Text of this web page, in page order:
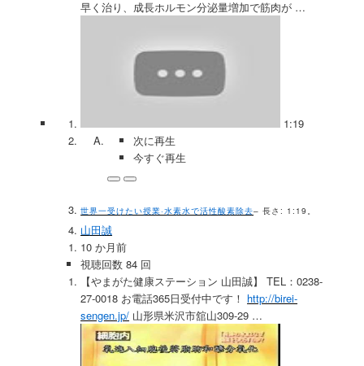
早く治り、成長ホルモン分泌量増加で筋肉が …
1:19
次に再生
今すぐ再生
世界一受けたい授業·水素水で活性酸素除去– 長さ: 1:19。
山田誠
10 か月前
視聴回数 84 回
【やまがた健康ステーション 山田誠】 TEL：0238-
27-0018 お電話365日受付中です！ http://birei-
sengen.jp/ 山形県米沢市舘山309-29 …